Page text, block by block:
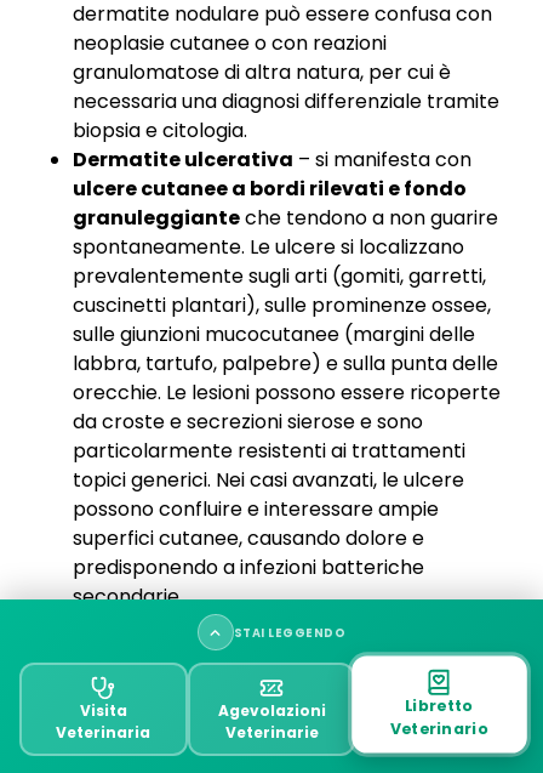
dermatite nodulare può essere confusa con
neoplasie cutanee o con reazioni
granulomatose di altra natura, per cui è
necessaria una diagnosi differenziale tramite
biopsia e citologia.
Dermatite ulcerativa – si manifesta con
ulcere cutanee a bordi rilevati e fondo
granuleggianteche tendono a non guarire
spontaneamente. Le ulcere si localizzano
prevalentemente sugli arti (gomiti, garretti,
cuscinetti plantari), sulle prominenze ossee,
sulle giunzioni mucocutanee (margini delle
labbra, tartufo, palpebre) e sulla punta delle
orecchie. Le lesioni possono essere ricoperte
da croste e secrezioni sierose e sono
particolarmente resistenti ai trattamenti
topici generici. Nei casi avanzati, le ulcere
possono confluire e interessare ampie
superfici cutanee, causando dolore e
predisponendo a infezioni batteriche
secondarie.
Oltre alle tre forme principali di dermatite, un
segno cutaneo molto caratteristico della
leishmaniosi è l’
onicogrifosi, cioè la crescita
eccessiva e anomala delle unghie che diventano
STAI LEGGENDO
Riepilogo:
Quando andare dal veterinario
Visita
Veterinaria
Agevolazioni
Veterinarie
Libretto
Veterinario